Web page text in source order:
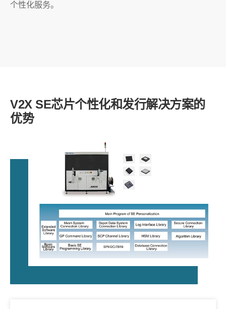
个性化服务。
V2X SE芯片个性化和发行解决方案的
优势